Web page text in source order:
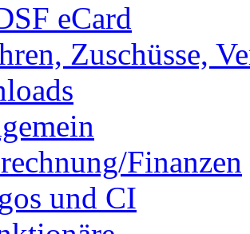
eCard
Zuschüsse,
Finanzen
und CI